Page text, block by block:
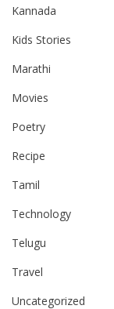
Kannada
Kids Stories
Marathi
Movies
Poetry
Recipe
Tamil
Technology
Telugu
Travel
Uncategorized